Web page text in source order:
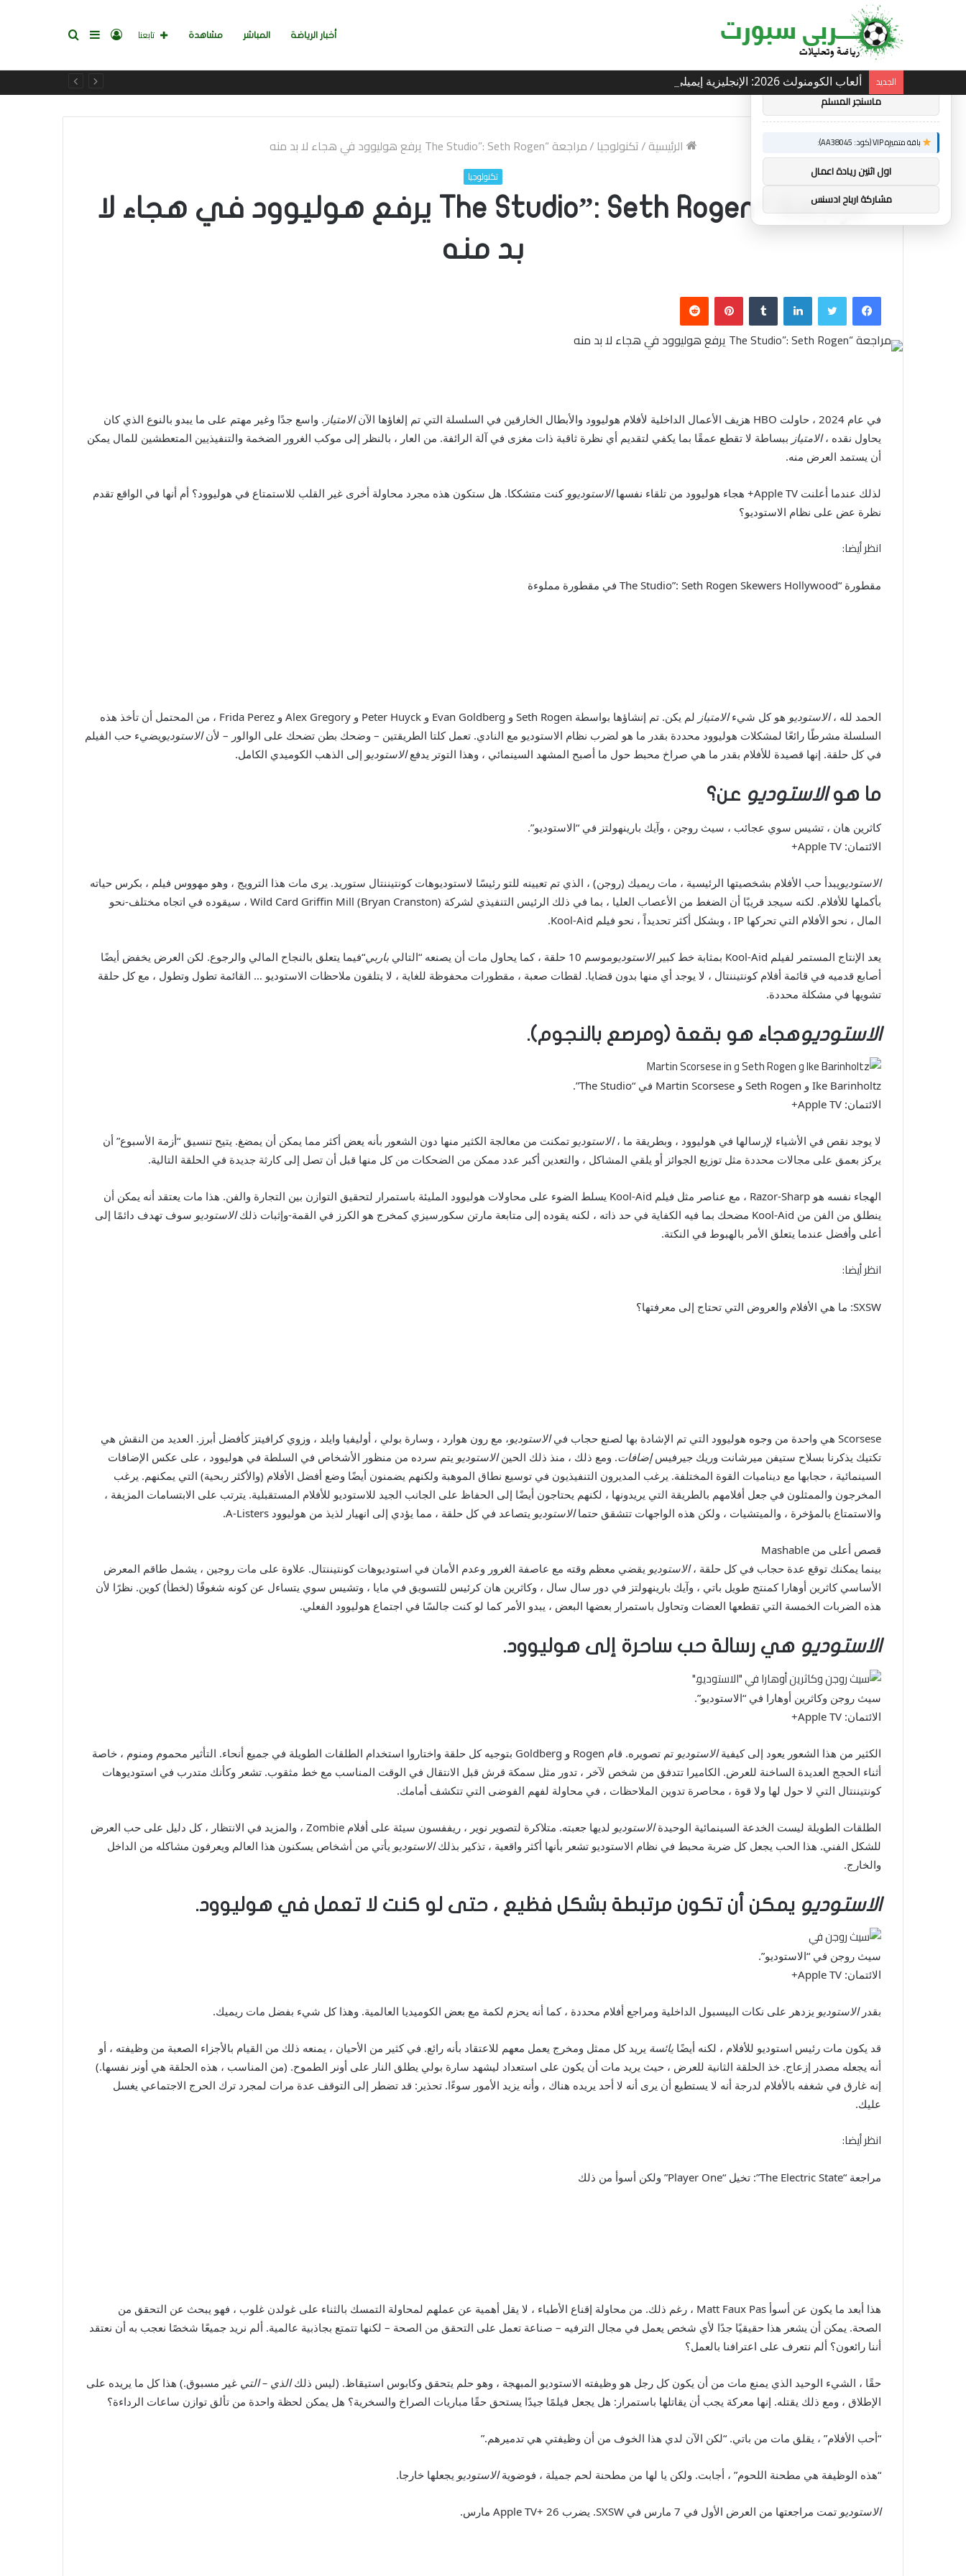
أخبار الرياضة المباشر مشاهدة بحثإضافةتسجيل تابعنا
الجديد ألعاب الكومنولث 2026: الإنجليزية إيميلي كامبل تحتفظ بلقب رفع الأثقال
الرئيسية/تكنولوجيا /مراجعة “The Studio”: Seth Rogen يرفع هوليوود في هجاء لا بد منه
تكنولوجيا
مراجعة “The Studio”: Seth Rogen يرفع هوليوود في هجاء لا
بد منه
فيسبوكتويتر لينكدإن بينتيريست
في عام 2024 ، حاولت HBO هزيف الأعمال الداخلية لأفلام هوليوود والأبطال الخارقين في السلسلة التي تم إلغاؤها الآن الامتياز . واسع جدًا وغير مهتم على ما يبدو بالنوع الذي كان
يحاول نقده ،الامتياز ببساطة لا تقطع عمقًا بما يكفي لتقديم أي نظرة ثاقبة ذات مغزى في آلة الرائفة. من العار ، بالنظر إلى موكب الغرور الضخمة والتنفيذيين المتعطشين للمال يمكن
أن يستمد العرض منه.
لذلك عندما أعلنت Apple TV+ هجاء هوليوود من تلقاء نفسها الاستوديوو كنت متشككا. هل ستكون هذه مجرد محاولة أخرى غير القلب للاستمتاع في هوليوود؟ أم أنها في الواقع تقدم
نظرة عض على نظام الاستوديو؟
انظر أيضا:
مقطورة “The Studio”: Seth Rogen Skewers Hollywood في مقطورة مملوءة
الحمد لله ،الاستوديو هو كل شيءالامتياز
لم يكن. تم إنشاؤها بواسطة Seth Rogen و Evan Goldberg و Peter Huyck و Alex Gregory و Frida Perez ، من المحتمل أن تأخذ هذه
السلسلة مشرطًا رائعًا لمشكلات هوليوود محددة بقدر ما هو لضرب نظام الاستوديو مع النادي. تعمل كلتا الطريقتين – وضحك بطن تضحك على الوالور – لأنالاستوديويضيء حب الفيلم
في كل حلقة. إنها قصيدة للأفلام بقدر ما هي صراخ محبط حول ما أصبح المشهد السينمائي ، وهذا التوتر يدفعالاستوديو إلى الذهب الكوميدي الكامل.
ما هوالاستوديو عن؟
كاثرين هان ، تشيس سوي عجائب ، سيث روجن ، وآيك بارينهولتز في “الاستوديو”.
الائتمان: Apple TV+
الاستوديويبدأ حب الأفلام بشخصيتها الرئيسية ، مات ريميك (روجن) ، الذي تم تعيينه للتو رئيسًا لاستوديوهات كونتيننتال ستوريد. يرى مات هذا الترويج ، وهو مهووس فيلم ، بكرس حياته
بأكملها للأفلام. لكنه سيجد قريبًا أن الضغط من الأعصاب العليا ، بما في ذلك الرئيس التنفيذي لشركة Wild Card Griffin Mill (Bryan Cranston) ، سيقوده في اتجاه مختلف-نحو
المال ، نحو الأفلام التي تحركها IP ، وبشكل أكثر تحديداً ، نحو فيلم Kool-Aid.
يعد الإنتاج المستمر لفيلم Kool-Aid بمثابة خط كبير الاستوديوموسم 10 حلقة ، كما يحاول مات أن يصنعه “التالي باربي“فيما يتعلق بالنجاح المالي والرجوع. لكن العرض يخفض أيضًا
أصابع قدميه في قائمة أفلام كونتيننتال ، لا يوجد أي منها بدون قضايا. لقطات صعبة ، مقطورات محفوظة للغاية ، لا يتلقون ملاحظات الاستوديو … القائمة تطول وتطول ، مع كل حلقة
تشويها في مشكلة محددة.
الاستوديوهجاء هو بقعة (ومرصع بالنجوم).
Ike Barinholtz و Seth Rogen و Martin Scorsese في “The Studio”.
الائتمان: Apple TV+
لا يوجد نقص في الأشياء لإرسالها في هوليوود ، وبطريقة ما ،الاستوديو تمكنت من معالجة الكثير منها دون الشعور بأنه يعض أكثر مما يمكن أن يمضغ. يتيح تنسيق “أزمة الأسبوع” أن
يركز بعمق على مجالات محددة مثل توزيع الجوائز أو يلقي المشاكل ، والتعدين أكبر عدد ممكن من الضحكات من كل منها قبل أن تصل إلى كارثة جديدة في الحلقة التالية.
الهجاء نفسه هو Razor-Sharp ، مع عناصر مثل فيلم Kool-Aid يسلط الضوء على محاولات هوليوود المليئة باستمرار لتحقيق التوازن بين التجارة والفن. هذا مات يعتقد أنه يمكن أن
ينطلق من الفن من Kool-Aid مضحك بما فيه الكفاية في حد ذاته ، لكنه يقوده إلى متابعة مارتن سكورسيزي كمخرج هو الكرز في القمة-وإثبات ذلك
الاستوديو سوف تهدف دائمًا إلى
أعلى وأفضل عندما يتعلق الأمر بالهبوط في النكتة.
انظر أيضا:
SXSW: ما هي الأفلام والعروض التي تحتاج إلى معرفتها؟
Scorsese هي واحدة من وجوه هوليوود التي تم الإشادة بها لصنع حجاب في الاستوديو، مع رون هوارد ، وسارة بولي ، أوليفيا وايلد ، وزوي كرافيتز كأفضل أبرز. العديد من النقش هي
تكتيك يذكرنا بسلاح ستيفن ميرشانت وريك جيرفيسإضافات. ومع ذلك ، منذ ذلك الحينالاستوديو يتم سرده من منظور الأشخاص في السلطة في هوليوود ، على عكس الإضافات
السينمائية ، حجابها مع ديناميات القوة المختلفة. يرغب المديرون التنفيذيون في توسيع نطاق الموهبة ولكنهم يضمنون أيضًا وضع أفضل الأفلام (والأكثر ربحية) التي يمكنهم. يرغب
المخرجون والممثلون في جعل أفلامهم بالطريقة التي يريدونها ، لكنهم يحتاجون أيضًا إلى الحفاظ على الجانب الجيد للاستوديو للأفلام المستقبلية. يترتب على الابتسامات المزيفة ،
والاستمتاع بالمؤخرة ، والميتشيات ، ولكن هذه الواجهات تتشقق حتماالاستوديو يتصاعد في كل حلقة ، مما يؤدي إلى انهيار لذيذ من هوليوود A-Listers.
قصص أعلى من Mashable
بينما يمكنك توقع عدة حجاب في كل حلقة ،الاستوديو يقضي معظم وقته مع عاصفة الغرور وعدم الأمان في استوديوهات كونتيننتال. علاوة على مات روجين ، يشمل طاقم المعرض
الأساسي كاثرين أوهارا كمنتج طويل باتي ، وآيك بارينهولتز في دور سال سال ، وكاثرين هان كرئيس للتسويق في مايا ، وتشيس سوي يتساءل عن كونه شغوفًا (لخطأ) كوين. نظرًا لأن
هذه الضربات الخمسة التي تقطعها العضات وتحاول باستمرار بعضها البعض ، يبدو الأمر كما لو كنت جالسًا في اجتماع هوليوود الفعلي.
الاستوديو هي رسالة حب ساحرة إلى هوليوود.
سيث روجن وكاثرين أوهارا في “الاستوديو”.
الائتمان: Apple TV+
الكثير من هذا الشعور يعود إلى كيفيةالاستوديو
تم تصويره. قام Rogen و Goldberg بتوجيه كل حلقة واختاروا استخدام الطلقات الطويلة في جميع أنحاء. التأثير محموم ومنوم ، خاصة
أثناء الحجج العديدة الساخنة للعرض. الكاميرا تتدفق من شخص لآخر ، تدور مثل سمكة قرش قبل الانتقال في الوقت المناسب مع خط مثقوب. تشعر وكأنك متدرب في استوديوهات
كونتيننتال التي لا حول لها ولا قوة ، محاصرة تدوين الملاحظات ، في محاولة لفهم الفوضى التي تتكشف أمامك.
الطلقات الطويلة ليست الخدعة السينمائية الوحيدةالاستوديو
لديها جعبته. متلاكرة لتصوير نوير ، ريففسون سيئة على أفلام Zombie ، والمزيد في الانتظار ، كل دليل على حب العرض
للشكل الفني. هذا الحب يجعل كل ضربة محبط في نظام الاستوديو تشعر بأنها أكثر واقعية ، تذكير بذلكالاستوديو يأتي من أشخاص يسكنون هذا العالم ويعرفون مشاكله من الداخل
والخارج.
الاستوديو يمكن أن تكون مرتبطة بشكل فظيع ، حتى لو كنت لا تعمل في هوليوود.
سيث روجن في “الاستوديو”.
الائتمان: Apple TV+
بقدرالاستوديو يزدهر على نكات البيسبول الداخلية ومراجع أفلام محددة ، كما أنه يحزم لكمة مع بعض الكوميديا ​​العالمية. وهذا كل شيء بفضل مات ريميك.
قد يكون مات رئيس استوديو للأفلام ، لكنه أيضًا يائسة يريد كل ممثل ومخرج يعمل معهم للاعتقاد بأنه رائع. في كثير من الأحيان ، يمنعه ذلك من القيام بالأجزاء الصعبة من وظيفته ، أو
أنه يجعله مصدر إزعاج. خذ الحلقة الثانية للعرض ، حيث يريد مات أن يكون على استعداد ليشهد سارة بولي يطلق النار على أونر الطموح. (من المناسب ، هذه الحلقة هي أونر نفسها.)
إنه غارق في شغفه بالأفلام لدرجة أنه لا يستطيع أن يرى أنه لا أحد يريده هناك ، وأنه يزيد الأمور سوءًا. تحذير: قد تضطر إلى التوقف عدة مرات لمجرد ترك الحرج الاجتماعي يغسل
عليك.
انظر أيضا:
مراجعة “The Electric State”: تخيل “Player One” ولكن أسوأ من ذلك
هذا أبعد ما يكون عن أسوأ Matt Faux Pas ، رغم ذلك. من محاولة إقناع الأطباء ، لا يقل أهمية عن عملهم لمحاولة التمسك بالثناء على غولدن غلوب ، فهو يبحث عن التحقق من
الصحة. يمكن أن يشعر هذا حقيقيًا جدًا لأي شخص يعمل في مجال الترفيه – صناعة تعمل على التحقق من الصحة – لكنها تتمتع بجاذبية عالمية. ألم نريد جميعًا شخصًا نعجب به أن نعتقد
أننا رائعون؟ ألم نتعرف على اعترافنا بالعمل؟
حقًا ، الشيء الوحيد الذي يمنع مات من أن يكون كل رجل هو وظيفته الاستوديو المبهجة ، وهو حلم يتحقق وكابوس استيقاظ. (ليس ذلكالذي – التي غير مسبوق.) هذا كل ما يريده على
الإطلاق ، ومع ذلك يقتله. إنها معركة يجب أن يقاتلها باستمرار: هل يجعل فيلمًا جيدًا يستحق حقًا مباريات الصراخ والسخرية؟ هل يمكن لحظة واحدة من تألق توازن ساعات الرداءة؟
“أحب الأفلام” ، يقلق مات من باتي. “لكن الآن لدي هذا الخوف من أن وظيفتي هي تدميرهم.”
“هذه الوظيفة هي مطحنة اللحوم” ، أجابت. ولكن يا لها من مطحنة لحم جميلة ، فوضويةالاستوديو يجعلها خارجا.
الاستوديو تمت مراجعتها من العرض الأول في 7 مارس في SXSW. يضرب Apple TV+ 26 مارس.
توصيات : ×
باقة متميزة VIP (كود: AA26790):
ماسنجر المسلم
باقة متميزة VIP (كود: AA38045):
اول اثنين ريادة اعمال
مشاركة ارباح ادسنس